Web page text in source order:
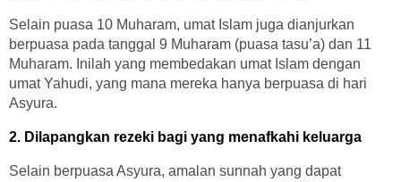
Selain puasa 10 Muharam, umat Islam juga dianjurkan
berpuasa pada tanggal 9 Muharam (puasa tasu’a) dan 11
Muharam. Inilah yang membedakan umat Islam dengan
umat Yahudi, yang mana mereka hanya berpuasa di hari
Asyura.
2. Dilapangkan rezeki bagi yang menafkahi keluarga
Selain berpuasa Asyura, amalan sunnah yang dapat